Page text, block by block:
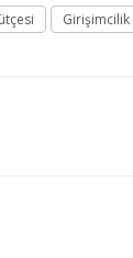
Girişimcilik